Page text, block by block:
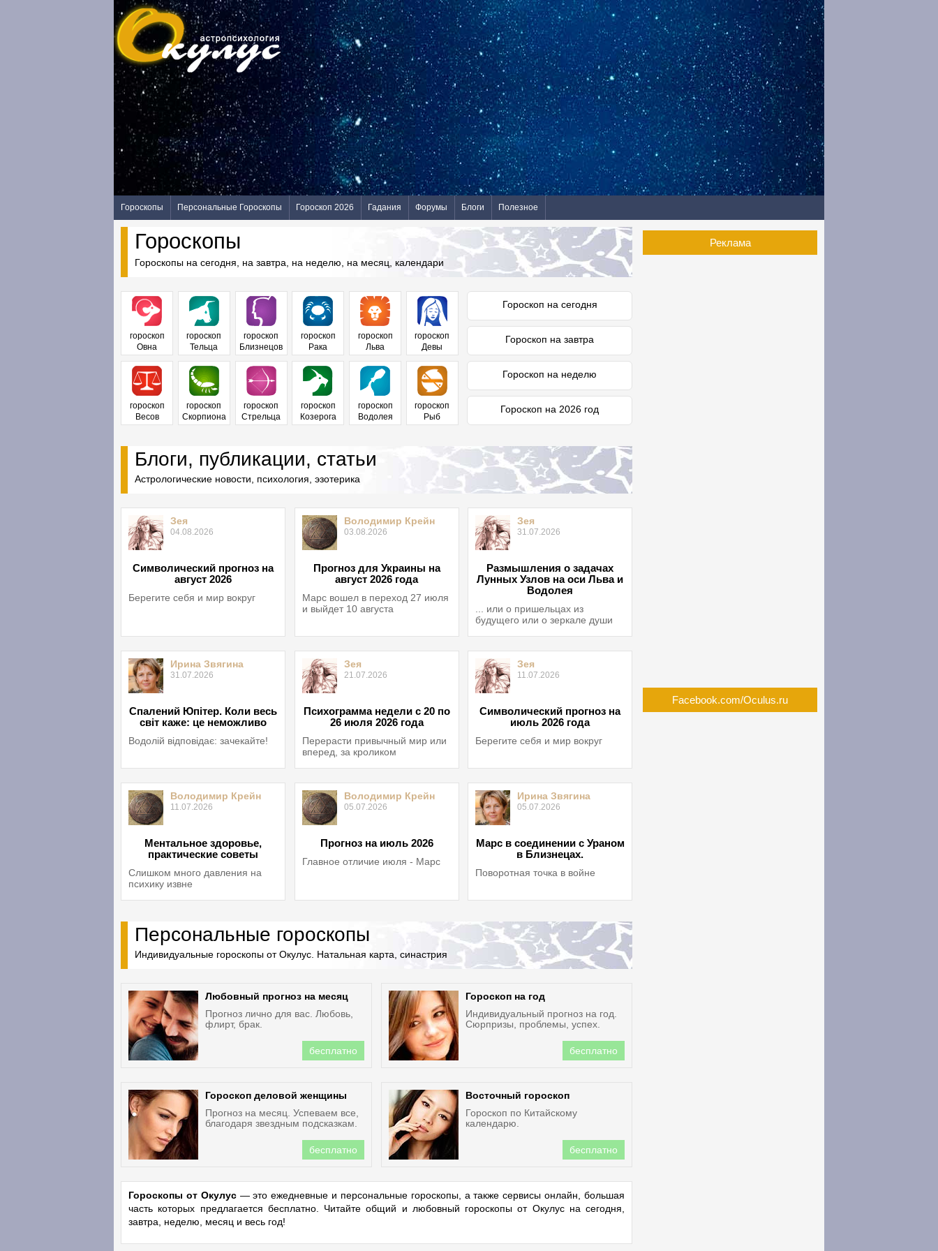
Гороскопы Персональные Гороскопы Гороскоп 2026 Гадания Форумы Блоги Полезное
Гороскопы
Гороскопы на сегодня, на завтра, на неделю, на месяц, календари
гороскоп
Овна
гороскоп
Тельца
гороскоп
Близнецов
гороскоп
Рака
гороскоп
Льва
гороскоп
Девы
гороскоп
Весов
гороскоп
Скорпиона
гороскоп
Стрельца
гороскоп
Козерога
гороскоп
Водолея
гороскоп
Рыб
Гороскоп на сегодня
Гороскоп на завтра
Гороскоп на неделю
Гороскоп на 2026 год
Блоги, публикации, статьи
Астрологические новости, психология, эзотерика
Зея
04.08.2026
Символический прогноз на
август 2026
Берегите себя и мир вокруг
Володимир Крейн
03.08.2026
Прогноз для Украины на
август 2026 года
Марс вошел в переход 27 июля
и выйдет 10 августа
Зея
31.07.2026
Размышления о задачах
Лунных Узлов на оси Льва и
Водолея
... или о пришельцах из
будущего или о зеркале души
Ирина Звягина
31.07.2026
Спалений Юпітер. Коли весь
світ каже: це неможливо
Водолій відповідає: зачекайте!
Зея
21.07.2026
Психограмма недели с 20 по
26 июля 2026 года
Перерасти привычный мир или
вперед, за кроликом
Зея
11.07.2026
Символический прогноз на
июль 2026 года
Берегите себя и мир вокруг
Володимир Крейн
11.07.2026
Ментальное здоровье,
практические советы
Слишком много давления на
психику извне
Володимир Крейн
05.07.2026
Прогноз на июль 2026
Главное отличие июля - Марс
Ирина Звягина
05.07.2026
Марс в соединении с Ураном
в Близнецах.
Поворотная точка в войне
Персональные гороскопы
Индивидуальные гороскопы от Окулус. Натальная карта, синастрия
Любовный прогноз на месяц
Прогноз лично для вас. Любовь,
флирт, брак.
бесплатно
Гороскоп на год
Индивидуальный прогноз на год.
Сюрпризы, проблемы, успех.
бесплатно
Гороскоп деловой женщины
Прогноз на месяц. Успеваем все,
благодаря звездным подсказкам.
бесплатно
Восточный гороскоп
Гороскоп по Китайскому
календарю.
бесплатно
Гороскопы от Окулус— это ежедневные и персональные гороскопы, а также сервисы онлайн, большая
часть которых предлагается бесплатно. Читайте общий и любовный гороскопы от Окулус на сегодня,
завтра, неделю, месяц и весь год!
Реклама
Facebook.com/Oculus.ru